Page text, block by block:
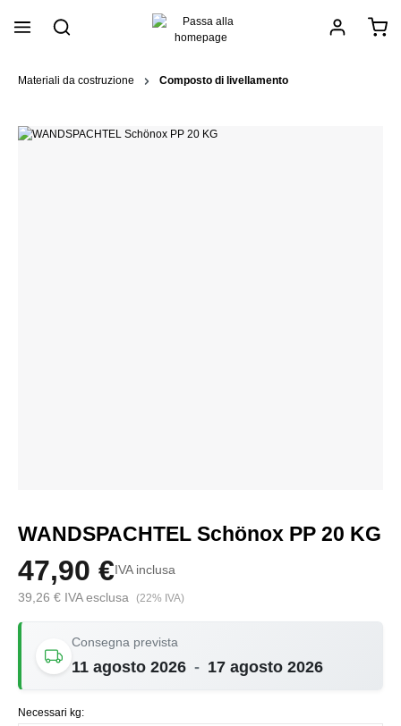
principale
Materiali da costruzione Composto di livellamento
WANDSPACHTEL Schönox PP 20 KG
47,90 € IVA inclusa
39,26 € IVA esclusa (22% IVA)
Consegna prevista
11 agosto 2026 - 17 agosto 2026
Necessari kg: